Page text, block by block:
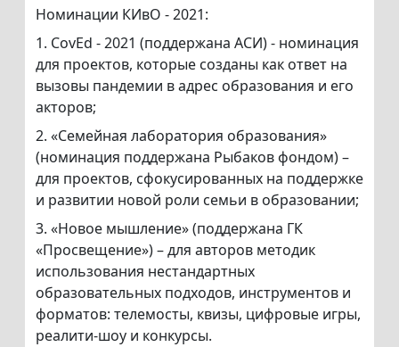
Номинации КИвО - 2021:
1. CovEd - 2021 (поддержана АСИ) - номинация
для проектов, которые созданы как ответ на
вызовы пандемии в адрес образования и его
акторов;
2. «Семейная лаборатория образования»
(номинация поддержана Рыбаков фондом) –
для проектов, сфокусированных на поддержке
и развитии новой роли семьи в образовании;
3. «Новое мышление» (поддержана ГК
«Просвещение») – для авторов методик
использования нестандартных
образовательных подходов, инструментов и
форматов: телемосты, квизы, цифровые игры,
реалити-шоу и конкурсы.